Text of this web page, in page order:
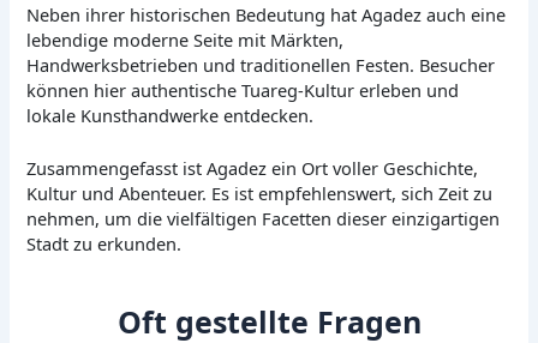
Neben ihrer historischen Bedeutung hat Agadez auch eine
lebendige moderne Seite mit Märkten,
Handwerksbetrieben und traditionellen Festen. Besucher
können hier authentische Tuareg-Kultur erleben und
lokale Kunsthandwerke entdecken.
Zusammengefasst ist Agadez ein Ort voller Geschichte,
Kultur und Abenteuer. Es ist empfehlenswert, sich Zeit zu
nehmen, um die vielfältigen Facetten dieser einzigartigen
Stadt zu erkunden.
Oft gestellte Fragen